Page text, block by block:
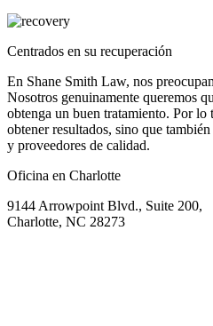
Centrados en su recuperación
En Shane Smith Law, nos
Nosotros genuinamente queremos
obtenga un buen tratamiento. Por lo
obtener resultados, sino que
y proveedores de calidad.
Oficina en Charlotte
9144 Arrowpoint Blvd., Suite 200,
Charlotte, NC 28273